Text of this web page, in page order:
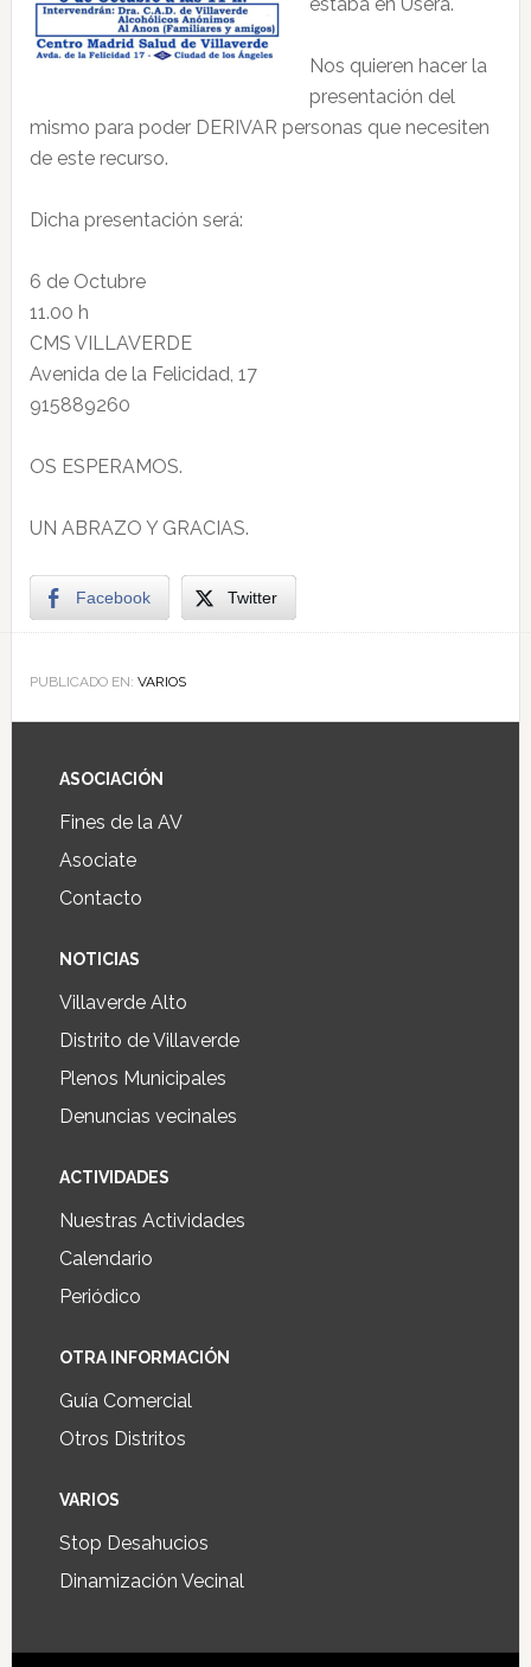
Nos quieren hacer la
presentación del
mismo para poder DERIVAR personas que necesiten
de este recurso.
Dicha presentación será:
6 de Octubre
11.00 h
CMS VILLAVERDE
Avenida de la Felicidad, 17
915889260
OS ESPERAMOS.
UN ABRAZO Y GRACIAS.
Facebook Twitter
PUBLICADO EN: VARIOS
ASOCIACIÓN
Fines de la AV
Asociate
Contacto
NOTICIAS
Villaverde Alto
Distrito de Villaverde
Plenos Municipales
Denuncias vecinales
ACTIVIDADES
Nuestras Actividades
Calendario
Periódico
OTRA INFORMACIÓN
Guía Comercial
Otros Distritos
VARIOS
Stop Desahucios
Dinamización Vecinal